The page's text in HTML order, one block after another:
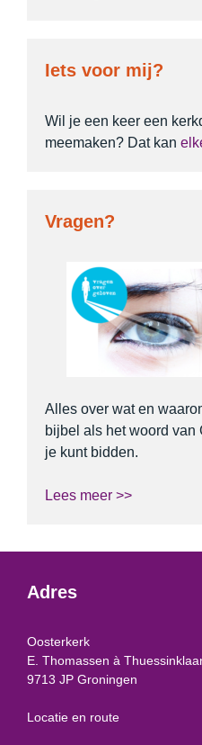
Iets voor mij?
Wil je een keer een
meemaken? Dat kan
Vragen?
Alles over wat en
bijbel als het woord van
je kunt bidden.
Lees meer >>
Adres
Oosterkerk
E. Thomassen à
9713 JP Groningen
Locatie en route